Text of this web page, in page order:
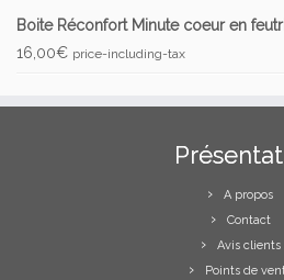
Boite Réconfort Minute coeur en
16,00€ price-including-tax
A propos
Contact
Avis clients
Points de